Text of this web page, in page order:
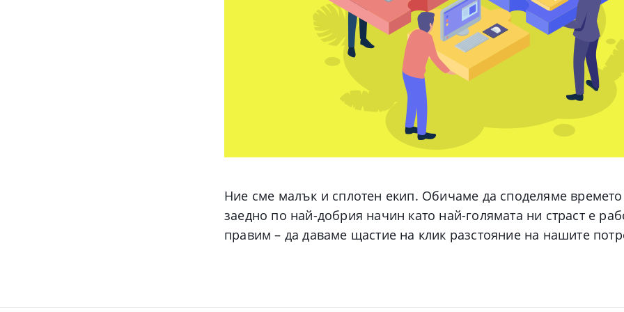
Ние сме малък и сплотен екип. Обичаме да споделяме
заедно по най-добрия начин като най-голямата ни страст е
правим – да даваме щастие на клик разстояние на нашите